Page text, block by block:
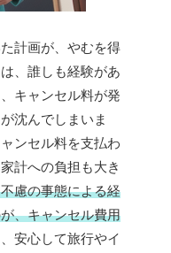
計画が、やむを得
、誰しも経験があ
キャンセル料が発
沈んでしまいま
ンセル料を支払わ
計への負担も大き
慮の事態による経
、キャンセル費用
安心して旅行やイ